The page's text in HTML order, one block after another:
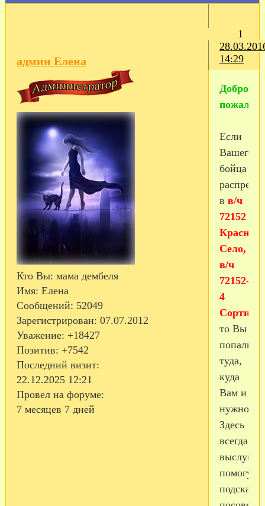
1
14:29
админ Елена
Кто Вы: мама дембеля
Имя: Елена
Сообщений: 52049
Зарегистрирован: 07.07.2012
Уважение: +18427
Позитив: +7542
Последний визит:
22.12.2025 12:21
Провел на форуме:
7 месяцев 7 дней
Добро
Если
Вашего
бойца
в в/ч
72152
Красное
Село,
в/ч
72152-
4
то Вы
попали
туда,
куда
Вам и
нужно!
Здесь
всегда
помогут,